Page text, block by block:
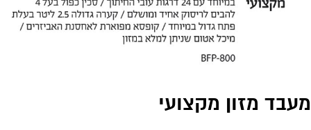
מעבד מזון מקצועי